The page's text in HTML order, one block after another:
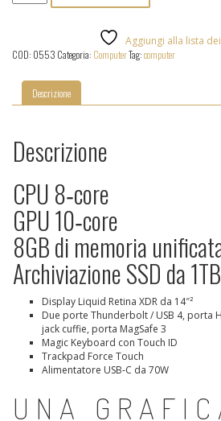
14"M3
Aggiungi alla lista
COD: 0553 Categoria: ComputerTag:computer
Descrizione
Descrizione
CPU 8‑core
GPU 10‑core
8GB di memoria
Archiviazione SSD da
Display Liquid Retina XDR da 14″²
Due porte Thunderbolt / USB 4, porta
jack cuffie, porta MagSafe 3
Magic Keyboard con Touch ID
Trackpad Force Touch
Alimentatore USB‑C da 70W
UNA